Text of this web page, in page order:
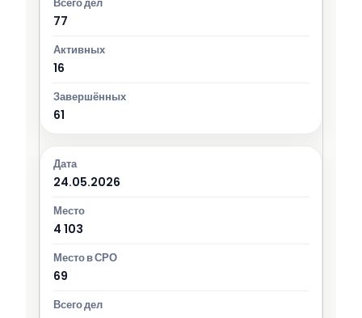
77
16
61
24.05.2026
4 103
69